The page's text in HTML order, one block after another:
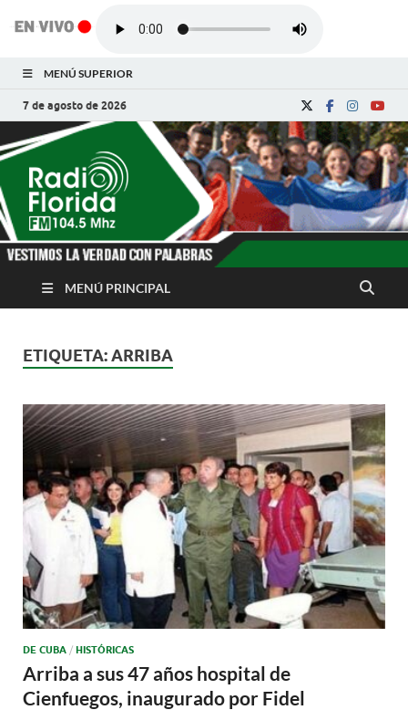
MENÚ SUPERIOR
7 de agosto de 2026
Radio Florida de
Cuba
Noticias y Actualidades de Florida, Camagüey,
MENÚ PRINCIPAL
ETIQUETA:ARRIBA
DE CUBA / HISTÓRICAS
Arriba a sus 47 años hospital de
Cienfuegos, inaugurado por Fidel